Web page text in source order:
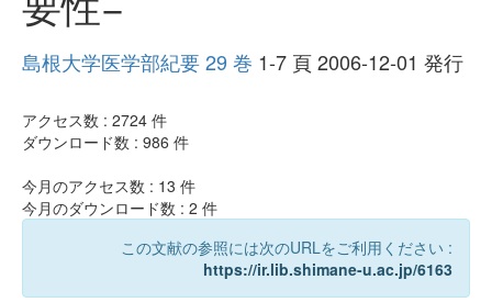
島根大学医学部紀要 29 巻 1-7 頁 2006-12-01 発行
アクセス数 : 2724 件
ダウンロード数 : 986 件
今月のアクセス数 : 13 件
今月のダウンロード数 : 2 件
この文献の参照には次のURLをご利用ください :
https://ir.lib.shimane-u.ac.jp/6163